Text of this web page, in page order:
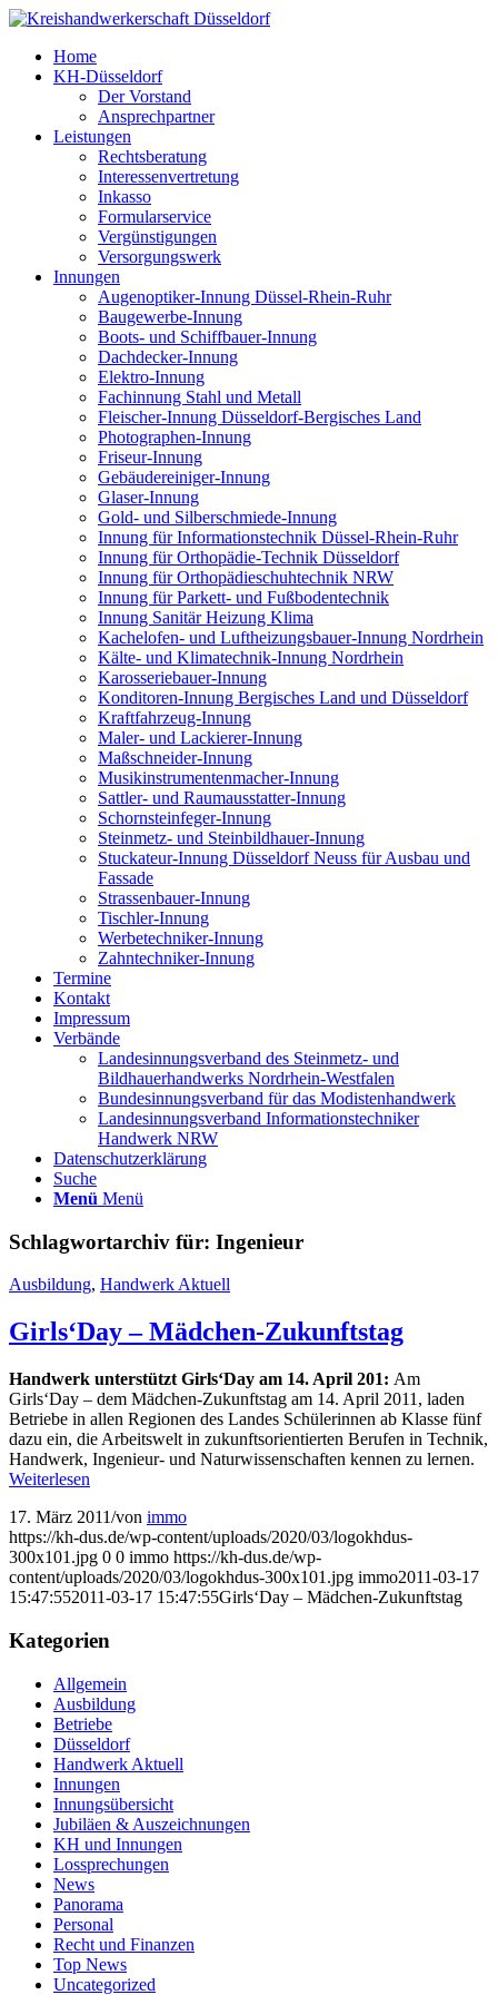
Home
KH-Düsseldorf
Der Vorstand
Ansprechpartner
Leistungen
Rechtsberatung
Interessenvertretung
Inkasso
Formularservice
Vergünstigungen
Versorgungswerk
Innungen
Augenoptiker-Innung Düssel-Rhein-Ruhr
Baugewerbe-Innung
Boots- und Schiffbauer-Innung
Dachdecker-Innung
Elektro-Innung
Fachinnung Stahl und Metall
Fleischer-Innung Düsseldorf-Bergisches Land
Photographen-Innung
Friseur-Innung
Gebäudereiniger-Innung
Glaser-Innung
Gold- und Silberschmiede-Innung
Innung für Informationstechnik Düssel-Rhein-Ruhr
Innung für Orthopädie-Technik Düsseldorf
Innung für Orthopädieschuhtechnik NRW
Innung für Parkett- und Fußbodentechnik
Innung Sanitär Heizung Klima
Kachelofen- und Luftheizungsbauer-Innung Nordrhein
Kälte- und Klimatechnik-Innung Nordrhein
Karosseriebauer-Innung
Konditoren-Innung Bergisches Land und Düsseldorf
Kraftfahrzeug-Innung
Maler- und Lackierer-Innung
Maßschneider-Innung
Musikinstrumentenmacher-Innung
Sattler- und Raumausstatter-Innung
Schornsteinfeger-Innung
Steinmetz- und Steinbildhauer-Innung
Stuckateur-Innung Düsseldorf Neuss für Ausbau und
Fassade
Strassenbauer-Innung
Tischler-Innung
Werbetechniker-Innung
Zahntechniker-Innung
Termine
Kontakt
Impressum
Verbände
Landesinnungsverband des Steinmetz- und
Bildhauerhandwerks Nordrhein-Westfalen
Bundesinnungsverband für das Modistenhandwerk
Landesinnungsverband Informationstechniker
Handwerk NRW
Datenschutzerklärung
Suche
Menü Menü
Schlagwortarchiv für: Ingenieur
Ausbildung, Handwerk Aktuell
Girls‘Day – Mädchen-Zukunftstag
Handwerk unterstützt Girls‘Day am 14. April 201: Am
Girls‘Day – dem Mädchen-Zukunftstag am 14. April 2011, laden
Betriebe in allen Regionen des Landes Schülerinnen ab Klasse fünf
dazu ein, die Arbeitswelt in zukunftsorientierten Berufen in Technik,
Handwerk, Ingenieur- und Naturwissenschaften kennen zu lernen.
Weiterlesen
17. März 2011/von immo
https://kh-dus.de/wp-content/uploads/2020/03/logokhdus-
300x101.jpg 0 0 immo https://kh-dus.de/wp-
content/uploads/2020/03/logokhdus-300x101.jpg immo2011-03-17
15:47:552011-03-17 15:47:55Girls‘Day – Mädchen-Zukunftstag
Kategorien
Allgemein
Ausbildung
Betriebe
Düsseldorf
Handwerk Aktuell
Innungen
Innungsübersicht
Jubiläen & Auszeichnungen
KH und Innungen
Lossprechungen
News
Panorama
Personal
Recht und Finanzen
Top News
Uncategorized